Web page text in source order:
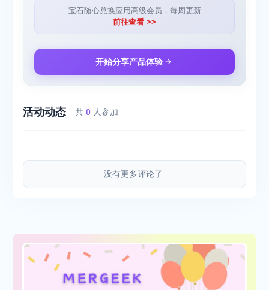
宝石随心兑换应用高级会员，每周更新
前往查看 >>
开始分享产品体验
活动动态 共0 人参加
没有更多评论了